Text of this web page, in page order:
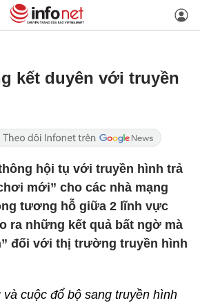
kết duyên với truyền
hội tụ với truyền hình trả
mới” cho các nhà mạng
tương hỗ giữa 2 lĩnh vực
ra những kết quả bất ngờ mà
đối với thị trường truyền hình
cuộc đổ bộ sang truyền hình